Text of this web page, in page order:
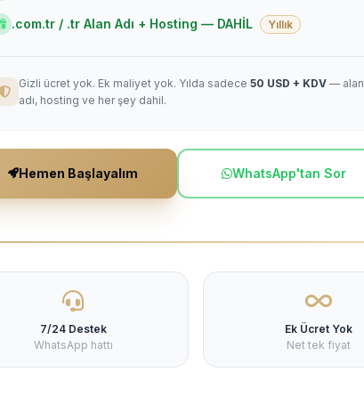
.com.tr / .tr Alan Adı + Hosting — DAHİL Yıllık
Gizli ücret yok. Ek maliyet yok. Yılda sadece 50 USD + KDV — alan
adı, hosting ve her şey dahil.
Hemen Başlayalım WhatsApp'tan Sor
7/24 Destek
WhatsApp hattı
Ek Ücret Yok
Net tek fiyat